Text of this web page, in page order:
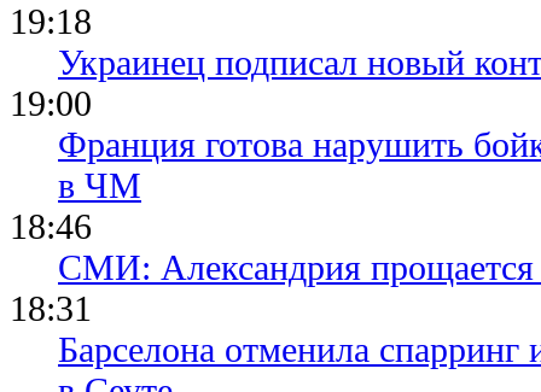
19:18
Украинец подписал новый
19:00
Франция готова нарушить
в ЧМ
18:46
СМИ: Александрия
18:31
Барселона отменила спарринг